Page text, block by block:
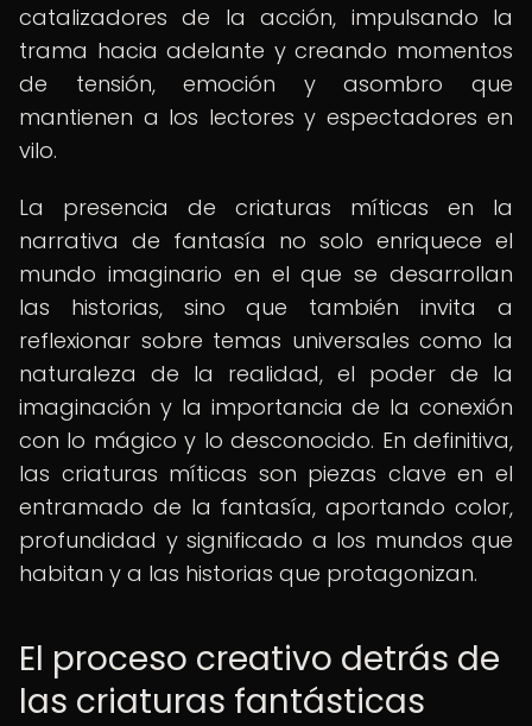
catalizadores de la acción, impulsando la
trama hacia adelante y creando momentos
de tensión, emoción y asombro que
mantienen a los lectores y espectadores en
vilo.
La presencia de criaturas míticas en la
narrativa de fantasía no solo enriquece el
mundo imaginario en el que se desarrollan
las historias, sino que también invita a
reflexionar sobre temas universales como la
naturaleza de la realidad, el poder de la
imaginación y la importancia de la conexión
con lo mágico y lo desconocido. En definitiva,
las criaturas míticas son piezas clave en el
entramado de la fantasía, aportando color,
profundidad y significado a los mundos que
habitan y a las historias que protagonizan.
El proceso creativo detrás de
las criaturas fantásticas